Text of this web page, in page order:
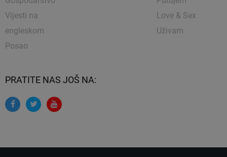
Vijesti na
engleskom
Posao
Love & Sex
Uživam
PRATITE NAS JOŠ NA: